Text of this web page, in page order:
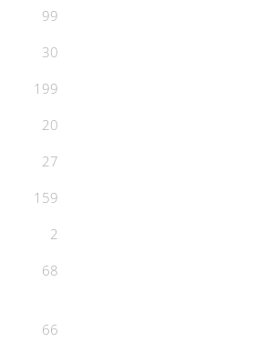
99
30
199
20
27
159
2
68
66